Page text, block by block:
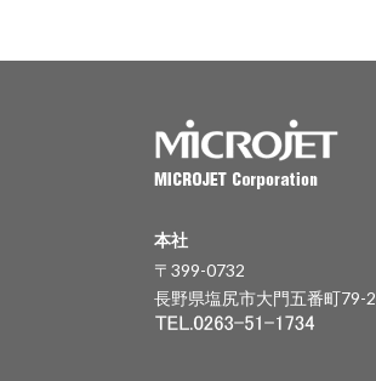
本社
〒399-0732
長野県塩尻市大門五番町79-2